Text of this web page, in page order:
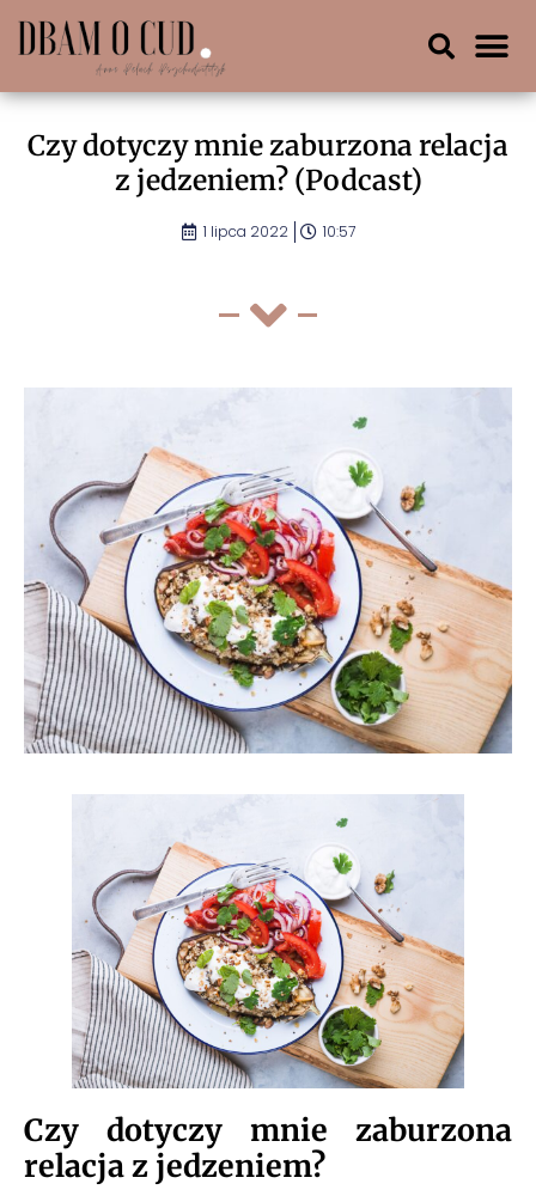
Czy dotyczy mnie zaburzona relacja
z jedzeniem? (Podcast)
1 lipca 2022 10:57
Czy dotyczy mnie zaburzona
relacja z jedzeniem?